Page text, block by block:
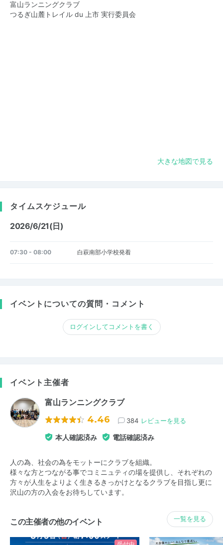
富山ランニングクラブ
つるぎ山麓トレイル du 上市 実行委員会
大きな地図で見る
タイムスケジュール
2026/6/21(日)
07:30 - 08:00 白萩南部小学校発着
イベントについての質問・コメント
ログインしてコメントを書く
イベント主催者
富山ランニングクラブ
4.46 384 レビューを見る
本人確認済み 電話確認済み
人の為、社会の為をモットーにクラブを組織。
様々な方とつながる事でコミニュティの場を提供し、それぞれの
方々が人生をよりよく生きるきっかけとなるクラブを目指し更に
沢山の方の入会をお待ちしています。
この主催者の他のイベント 一覧を見る